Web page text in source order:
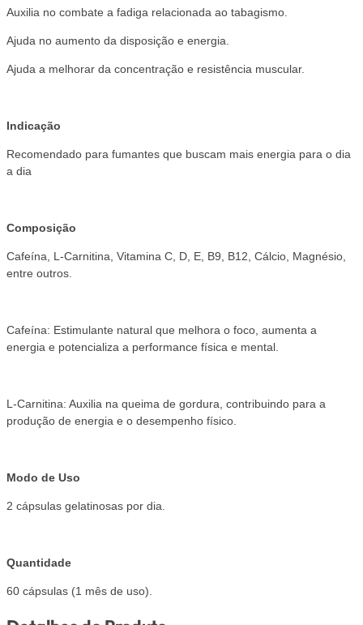
Auxilia no combate a fadiga relacionada ao tabagismo.
Ajuda no aumento da disposição e energia.
Ajuda a melhorar da concentração e resistência muscular.
Indicação
Recomendado para fumantes que buscam mais energia para o dia
a dia
Composição
Cafeína, L-Carnitina, Vitamina C, D, E, B9, B12, Cálcio, Magnésio,
entre outros.
Cafeína: Estimulante natural que melhora o foco, aumenta a
energia e potencializa a performance física e mental.
L-Carnitina: Auxilia na queima de gordura, contribuindo para a
produção de energia e o desempenho físico.
Modo de Uso
2 cápsulas gelatinosas por dia.
Quantidade
60 cápsulas (1 mês de uso).